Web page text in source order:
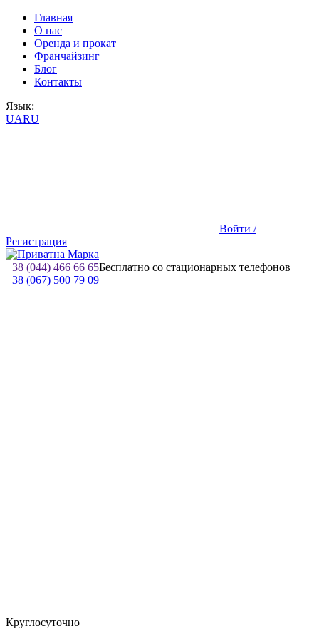
Главная
О нас
Оренда и прокат
Франчайзинг
Блог
Контакты
Язык:
UARU
Войти /
Регистрация
+38 (044) 466 66 65Бесплатно со стационарных телефонов
+38 (067) 500 79 09
Круглосуточно